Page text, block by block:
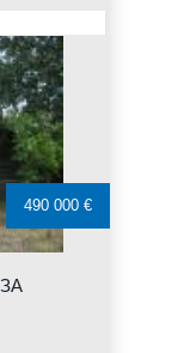
490 000 €